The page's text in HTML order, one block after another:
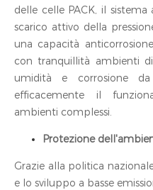
delle celle PACK, il
scarico attivo della
una capacità
con tranquillità ambienti
umidità e corrosione
efficacemente il
ambienti complessi.
Protezione
Grazie alla politica
e lo sviluppo a basse